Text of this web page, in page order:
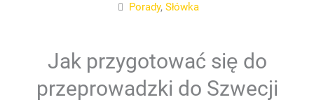
Porady, Słówka
Jak przygotować się do
przeprowadzki do Szwecji